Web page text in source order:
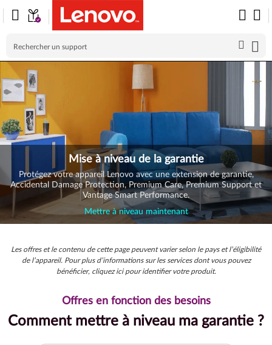
Skip to content
Mise à niveau de la garantie
Protégez votre appareil Lenovo avec une extension de garantie,
Accidental Damage Protection, Premium Care, Premium Support et
Vantage Smart Performance.
Mettre à niveau maintenant
Les offres et le contenu de cette page peuvent varier selon le pays et l’éligibilité
de l’appareil. Pour plus d’informations sur les services dont vous pouvez
bénéficier, cliquez ici pour identifier votre produit.
Offres en fonction des besoins
Comment mettre à niveau ma garantie ?